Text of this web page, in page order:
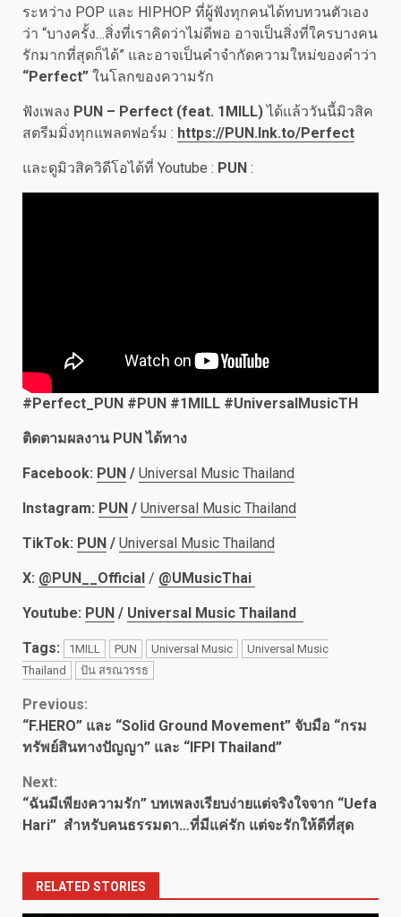
ระหว่าง POP และ HIPHOP ที่ผู้ฟังทุกคนได้ทบทวนตัวเอง
ว่า “บางครั้ง…สิ่งที่เราคิดว่าไม่ดีพอ อาจเป็นสิ่งที่ใครบางคน
รักมากที่สุดก็ได้” และอาจเป็นคำจำกัดความใหม่ของคำว่า
“Perfect” ในโลกของความรัก
ฟังเพลง PUN – Perfect (feat. 1MILL)ได้แล้ววันนี้มิวสิค
สตรีมมิ่งทุกแพลตฟอร์ม : https://PUN.lnk.to/Perfect
และดูมิวสิควิดีโอได้ที่ Youtube : PUN :
#Perfect_PUN #PUN #1MILL #UniversalMusicTH
ติดตามผลงาน PUN ได้ทาง
Facebook: PUN / Universal Music Thailand
Instagram: PUN / Universal Music Thailand
TikTok: PUN / Universal Music Thailand
X: @PUN__Official / @UMusicThai
Youtube: PUN / Universal Music Thailand
Tags: 1MILL PUN Universal Music
Universal Music
Thailand
ปัน สรณวรรธ
Continue
Reading
Previous:
“F.HERO” และ “Solid Ground Movement” จับมือ “กรม
ทรัพย์สินทางปัญญา” และ “IFPI Thailand”
Next:
“ฉันมีเพียงความรัก” บทเพลงเรียบง่ายแต่จริงใจจาก “Uefa
Hari” สำหรับคนธรรมดา…ที่มีแค่รัก แต่จะรักให้ดีที่สุด
RELATED STORIES